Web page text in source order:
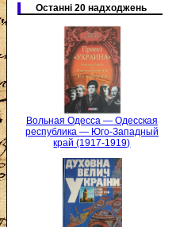
Останні 20 надходжень
Вольная Одесса — Одесская
республика — Юго-Западный
край (1917-1919)